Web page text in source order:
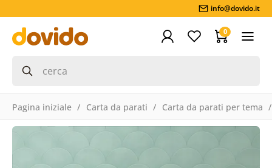
info@dovido.it
0
Pagina iniziale Carta da parati Carta da parati per tema